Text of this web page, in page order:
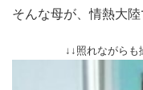
そんな母が、情熱大
↓↓照れながら